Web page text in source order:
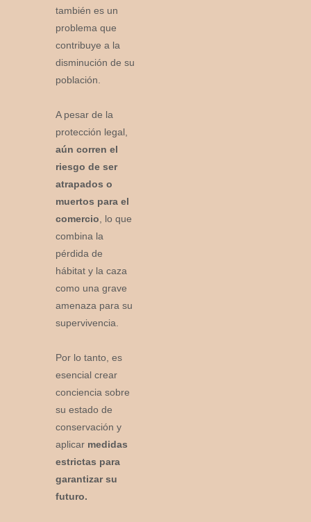
también es un
problema que
contribuye a la
disminución de su
población.
A pesar de la
protección legal,
aún corren el
riesgo de ser
atrapados o
muertos para el
comercio, lo que
combina la
pérdida de
hábitat y la caza
como una grave
amenaza para su
supervivencia.
Por lo tanto, es
esencial crear
conciencia sobre
su estado de
conservación y
aplicar medidas
estrictas para
garantizar su
futuro.